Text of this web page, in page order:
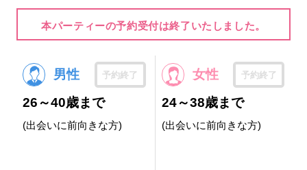
本パーティーの予約受付は終了いたしました。
男性 予約終了
26～40歳まで
(出会いに前向きな方)
女性 予約終了
24～38歳まで
(出会いに前向きな方)